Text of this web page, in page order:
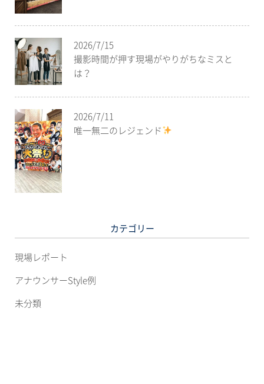
2026/7/15
撮影時間が押す現場がやりがちなミスと
は？
2026/7/11
唯一無二のレジェンド
カテゴリー
現場レポート
アナウンサーStyle例
未分類